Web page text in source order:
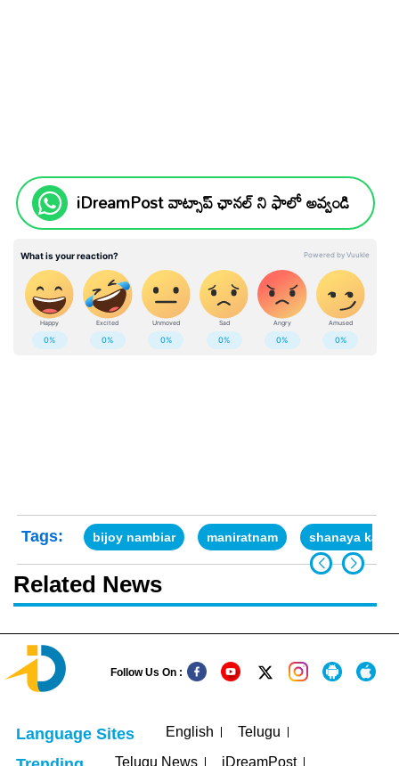
iDreamPost వాట్సాప్ ఛానల్ ని ఫాలో అవ్వండి
Tags: bijoy nambiar maniratnam shanaya
Related News
Follow Us On :
Language Sites English Telugu
Telugu News iDreamPost